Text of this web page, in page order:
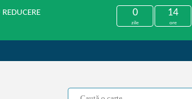
0
zile
14
ore